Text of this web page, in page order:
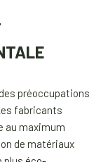
préoccupations
fabricants
au maximum
de matériaux